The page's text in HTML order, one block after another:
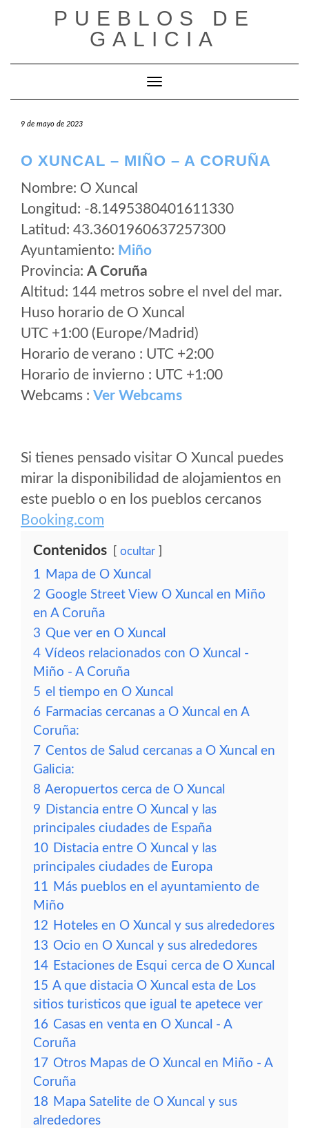
PUEBLOS DE
GALICIA
Cambiar modo de navegación
9 de mayo de 2023
O XUNCAL – MIÑO – A CORUÑA
Nombre: O Xuncal
Longitud: -8.1495380401611330
Latitud: 43.3601960637257300
Ayuntamiento: Miño
Provincia: A Coruña
Altitud: 144 metros sobre el nvel del mar.
Huso horario de O Xuncal
UTC +1:00 (Europe/Madrid)
Horario de verano : UTC +2:00
Horario de invierno : UTC +1:00
Webcams : Ver Webcams
Si tienes pensado visitar O Xuncal puedes
mirar la disponibilidad de alojamientos en
este pueblo o en los pueblos cercanos
Booking.com
Contenidos ocultar
1 Mapa de O Xuncal
2 Google Street View O Xuncal en Miño
en A Coruña
3 Que ver en O Xuncal
4 Vídeos relacionados con O Xuncal -
Miño - A Coruña
5 el tiempo en O Xuncal
6 Farmacias cercanas a O Xuncal en A
Coruña:
7 Centos de Salud cercanas a O Xuncal en
Galicia:
8 Aeropuertos cerca de O Xuncal
9 Distancia entre O Xuncal y las
principales ciudades de España
10 Distacia entre O Xuncal y las
principales ciudades de Europa
11 Más pueblos en el ayuntamiento de
Miño
12 Hoteles en O Xuncal y sus alrededores
13 Ocio en O Xuncal y sus alrededores
14 Estaciones de Esqui cerca de O Xuncal
15 A que distacia O Xuncal esta de Los
sitios turisticos que igual te apetece ver
16 Casas en venta en O Xuncal - A
Coruña
17 Otros Mapas de O Xuncal en Miño - A
Coruña
18 Mapa Satelite de O Xuncal y sus
alrededores